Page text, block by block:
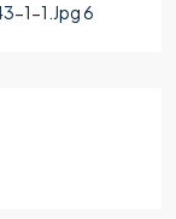
1-1.Jpg 6